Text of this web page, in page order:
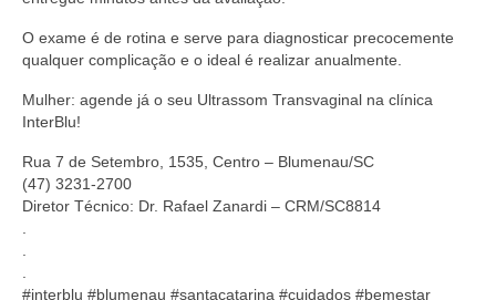
O exame é de rotina e serve para diagnosticar precocemente
qualquer complicação e o ideal é realizar anualmente.
Mulher: agende já o seu Ultrassom Transvaginal na clínica
InterBlu!
Rua 7 de Setembro, 1535, Centro – Blumenau/SC
(47) 3231-2700
Diretor Técnico: Dr. Rafael Zanardi – CRM/SC8814
#interblu #blumenau #santacatarina #cuidados #bemestar